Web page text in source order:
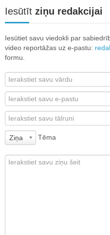
Iesūtīt ziņu redakcijai
Iesūtiet savu viedokli par
video reportāžas uz e-pastu:
formu.
Ziņa Tēma